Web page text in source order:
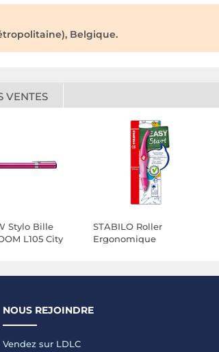
Belgique.
VENTES
Stylo Bille
L105 City
STABILO Roller
Ergonomique
NOUS REJOINDRE
Vendez sur LDLC